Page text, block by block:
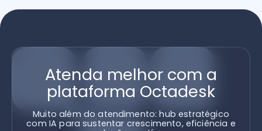
Atenda melhor com a
plataforma Octadesk
Muito além do atendimento: hub estratégico
com IA para sustentar crescimento, eficiência e